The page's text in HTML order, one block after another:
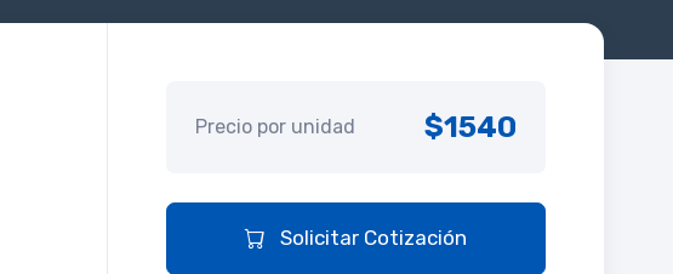
Precio por unidad $1540
Solicitar Cotización